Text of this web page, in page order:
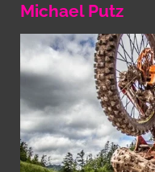
Michael Putz